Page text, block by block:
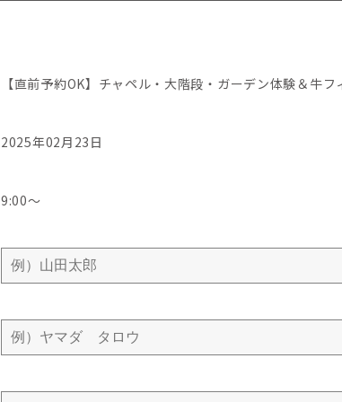
【直前予約OK】チャペル・大階段・ガーデン体験＆牛フ
2025年02月23日
9:00〜